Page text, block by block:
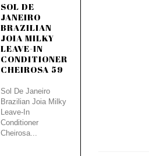
SOL DE
JANEIRO
BRAZILIAN
JOIA MILKY
LEAVE-IN
CONDITIONER
CHEIROSA 59
Sol De Janeiro
Brazilian Joia Milky
Leave-In
Conditioner
Cheirosa...